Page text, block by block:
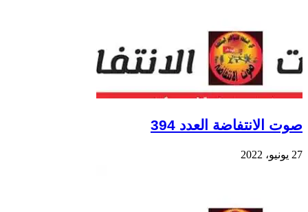
صوت الانتفاضة العدد 394
27 يونيو، 2022